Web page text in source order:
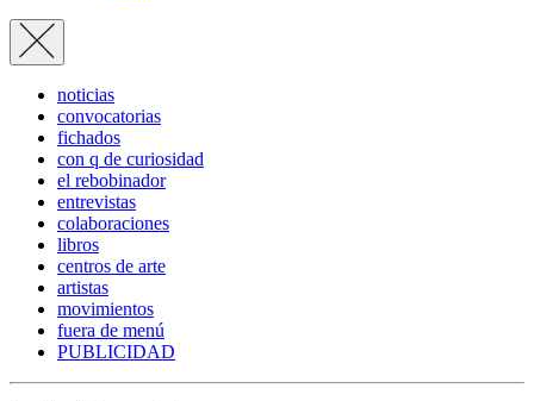
noticias
convocatorias
fichados
con q de curiosidad
el rebobinador
entrevistas
colaboraciones
libros
centros de arte
artistas
movimientos
fuera de menú
PUBLICIDAD